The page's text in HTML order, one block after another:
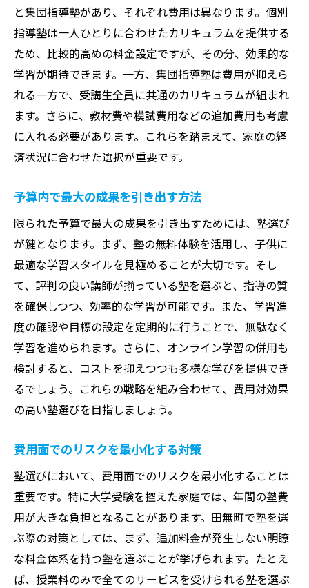
と集団指導塾があり、それぞれ費用は異なります。個別
指導塾は一人ひとりに合わせたカリキュラムを提供する
ため、比較的高めの料金設定ですが、その分、効果的な
学習が期待できます。一方、集団指導塾は費用が抑えら
れる一方で、受講生全員に共通のカリキュラムが組まれ
ます。さらに、教材費や模試費用などの追加費用も考慮
に入れる必要があります。これらを踏まえて、家庭の経
済状況に合わせた選択が重要です。
予算内で最大の成果を引き出す方法
限られた予算で最大の成果を引き出すためには、塾選び
が鍵となります。まず、塾の無料体験を活用し、子供に
最適な学習スタイルを見極めることが大切です。そし
て、評判の良い講師が揃っている塾を選ぶと、指導の質
を確保しつつ、効率的な学習が可能です。また、学習進
度の確認や目標の設定を定期的に行うことで、無駄なく
学習を進められます。さらに、オンライン学習の併用も
検討すると、コストを抑えつつも多様な学びを提供でき
るでしょう。これらの戦略を組み合わせて、費用対効果
の高い塾選びを目指しましょう。
費用面でのリスクを最小化する対策
塾選びにおいて、費用面でのリスクを最小化することは
重要です。特に大学受験を控えた家庭では、年間の塾費
用が大きな負担となることがあります。田無町で塾を選
ぶ際の対策としては、まず、追加料金が発生しない明瞭
な料金体系を持つ塾を選ぶことが挙げられます。たとえ
ば、授業料のみで全てのサービスを受けられる塾を選ぶ